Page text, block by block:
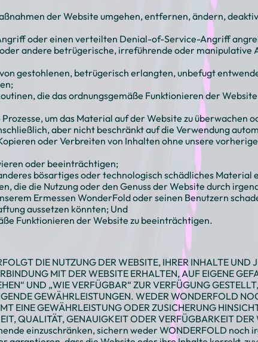
der Website umgehen, entfernen, ändern,
oder einen verteilten Denial-of-Service-Angriff
andere betrügerische, irreführende oder manipulative
gestohlenen, betrügerisch erlangten, unbefugt
die das ordnungsgemäße Funktionieren der Website
um das Material auf der Website zu überwachen
aber nicht beschränkt auf die Verwendung
oder Verbreiten von Inhalten ohne unsere
oder beeinträchtigen;
bösartiges oder technologisch schädliches Material
die die Nutzung oder den Genuss der Website durch
Ermessen WonderFold oder seinen Benutzern
aussetzen könnten; Und
Funktionieren der Website zu beeinträchtigen.
DIE NUTZUNG DER WEBSITE, IHRER INHALTE UND
MIT DER WEBSITE ERHALTEN, AUF EIGENE
UND „WIE VERFÜGBAR“ ZUR VERFÜGUNG
GEWÄHRLEISTUNGEN. WEDER WONDERFOLD
EINE GEWÄHRLEISTUNG ODER ZUSICHERUNG
QUALITÄT, GENAUIGKEIT ODER VERFÜGBARKEIT DER
einzuschränken, sichern weder WONDERFOLD noch